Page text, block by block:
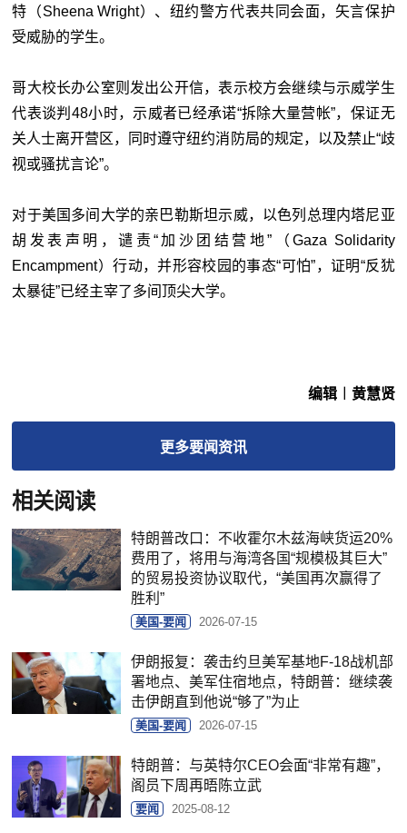
特（Sheena Wright）、纽约警方代表共同会面，矢言保护
受威胁的学生。
哥大校长办公室则发出公开信，表示校方会继续与示威学生
代表谈判48小时，示威者已经承诺“拆除大量营帐”，保证无
关人士离开营区，同时遵守纽约消防局的规定，以及禁止“歧
视或骚扰言论”。
对于美国多间大学的亲巴勒斯坦示威，以色列总理内塔尼亚
胡发表声明，谴责“加沙团结营地”（Gaza Solidarity
Encampment）行动，并形容校园的事态“可怕”，证明“反犹
太暴徒”已经主宰了多间顶尖大学。
编辑︱黄慧贤
更多要闻资讯
相关阅读
特朗普改口：不收霍尔木兹海峡货运20%
费用了，将用与海湾各国“规模极其巨大”
的贸易投资协议取代，“美国再次赢得了
胜利”
美国-要闻 2026-07-15
伊朗报复：袭击约旦美军基地F-18战机部
署地点、美军住宿地点，特朗普：继续袭
击伊朗直到他说“够了”为止
美国-要闻 2026-07-15
特朗普：与英特尔CEO会面“非常有趣”，
阁员下周再晤陈立武
要闻 2025-08-12